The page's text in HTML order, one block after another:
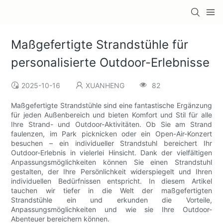
Maßgefertigte Strandstühle für
personalisierte Outdoor-Erlebnisse
2025-10-16 XUANHENG 82
Maßgefertigte Strandstühle sind eine fantastische Ergänzung
für jeden Außenbereich und bieten Komfort und Stil für alle
Ihre Strand- und Outdoor-Aktivitäten. Ob Sie am Strand
faulenzen, im Park picknicken oder ein Open-Air-Konzert
besuchen – ein individueller Strandstuhl bereichert Ihr
Outdoor-Erlebnis in vielerlei Hinsicht. Dank der vielfältigen
Anpassungsmöglichkeiten können Sie einen Strandstuhl
gestalten, der Ihre Persönlichkeit widerspiegelt und Ihren
individuellen Bedürfnissen entspricht. In diesem Artikel
tauchen wir tiefer in die Welt der maßgefertigten
Strandstühle ein und erkunden die Vorteile,
Anpassungsmöglichkeiten und wie sie Ihre Outdoor-
Abenteuer bereichern können.